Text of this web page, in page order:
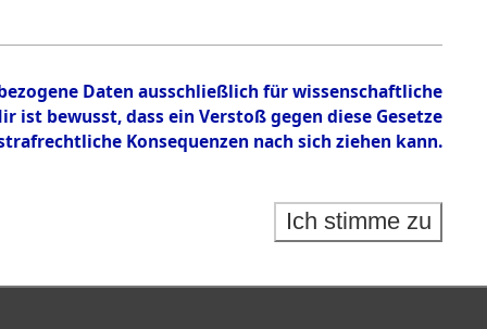
des Verlaufs und der Geschehnisse um
Daten ausschließlich für wissenschaftliche
bewusst, dass ein Verstoß gegen diese Gesetze
Konsequenzen nach sich ziehen kann.
Ich stimme zu